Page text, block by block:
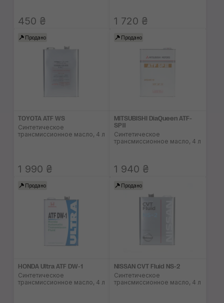
450 ₴ 1 720 ₴
Продано
TOYOTA ATF WS
Синтетическое
трансмиссионное масло, 4 л
1 990 ₴
Продано
MITSUBISHI DiaQueen ATF-
SPⅢ
Синтетическое
трансмиссионное масло, 4 л
1 940 ₴
Продано
HONDA Ultra ATF DW-1
Синтетическое
трансмиссионное масло, 4 л
Продано
NISSAN CVT Fluid NS-2
Синтетическое
трансмиссионное масло, 4 л